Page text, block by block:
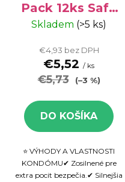
Pack 12ks Safe
Plus+ -
kondómy
Skladem (>5 ks)
€4,93 bez DPH
€5,52 / ks
€5,73 (–3 %)
DO KOŠÍKA
⭐ VÝHODY A VLASTNOSTI
KONDÓMU✔ Zosilnené pre
extra pocit bezpečia.✔ Silnejšia